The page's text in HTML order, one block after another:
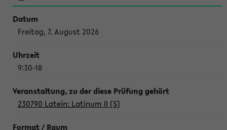
Freitag, 7. August 2026
9:30-18
230790 Latein: Latinum II (S)